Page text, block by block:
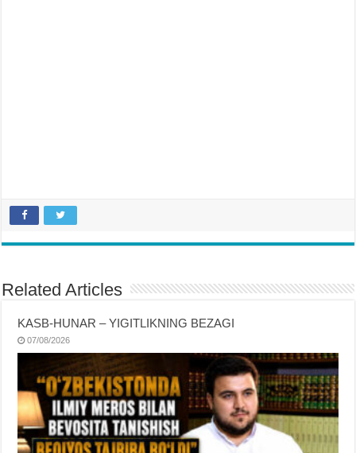
Related Articles
KASB-HUNAR – YIGITLIKNING BEZAGI
07/08/2026